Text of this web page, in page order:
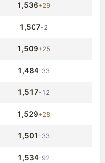
1,536+29
1,507-2
1,509+25
1,484-33
1,517-12
1,529+28
1,501 -33
1,534-92